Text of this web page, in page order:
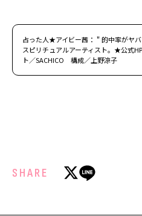
占った人★アイビー茜：＂的中率がヤ
スピリチュアルアーティスト。★公
ト／SACHICO 構成／上野涼子
SHARE